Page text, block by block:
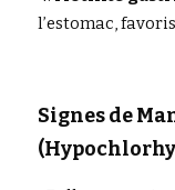
l’estomac,
Signes de